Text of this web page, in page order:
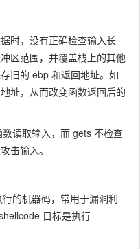
时，没有正确检查输入长
区范围，并覆盖栈上的其他
旧的 ebp 和返回地址。如
址，从而改变函数返回后的
数读取输入，而 gets 不检查
击输入。
的机器码，常用于漏洞利
目标是执行